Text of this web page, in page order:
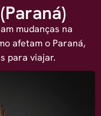
mudanças na
afetam o Paraná,
para viajar.